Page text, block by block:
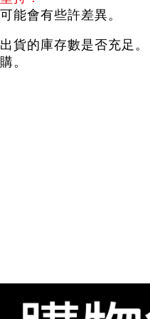
能會有些許差異。
貨的庫存數是否充足。
。